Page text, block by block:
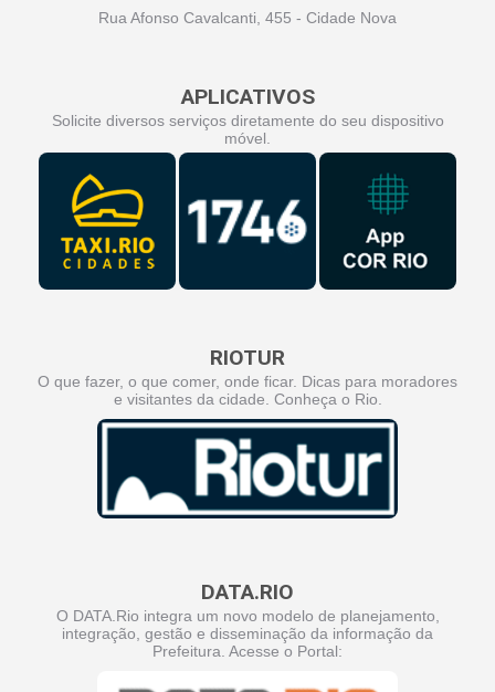
Rua Afonso Cavalcanti, 455 - Cidade Nova
APLICATIVOS
Solicite diversos serviços diretamente do seu dispositivo
móvel.
RIOTUR
O que fazer, o que comer, onde ficar. Dicas para moradores
e visitantes da cidade. Conheça o Rio.
DATA.RIO
O DATA.Rio integra um novo modelo de planejamento,
integração, gestão e disseminação da informação da
Prefeitura. Acesse o Portal: